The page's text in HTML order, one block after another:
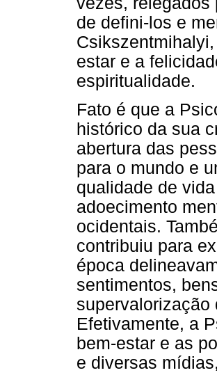
de defini-los e
estar e a
espiritualidade.
Fato é que a
histórico da sua
abertura das
para o mundo e
qualidade de
adoecimento
ocidentais.
contribuiu para
época
sentimentos,
supervalorização
Efetivamente, a
bem-estar e as
e diversas